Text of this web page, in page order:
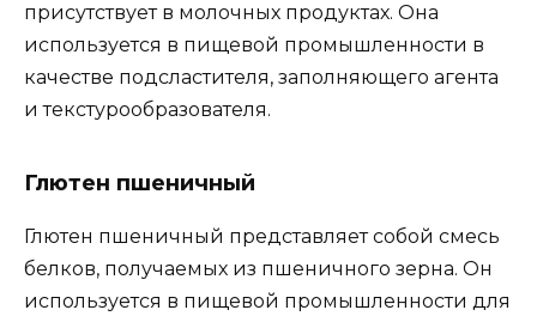
присутствует в молочных продуктах. Она
используется в пищевой промышленности в
качестве подсластителя, заполняющего агента
и текстурообразователя.
Глютен пшеничный
Глютен пшеничный представляет собой смесь
белков, получаемых из пшеничного зерна. Он
используется в пищевой промышленности для